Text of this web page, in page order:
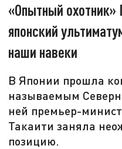
«Опытный охотник»
японский
наши навеки
В Японии прошла
называемым
ней премьер-
Такаити заняла
позицию.